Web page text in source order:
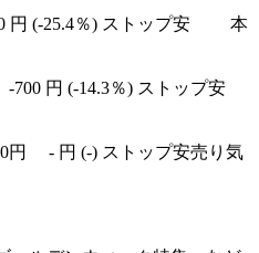
円 (-25.4％) ストップ安 本
-700 円 (-14.3％) ストップ安
円 - 円 (-) ストップ安売り気